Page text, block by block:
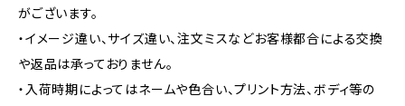
がございます。
・イメージ違い、サイズ違い、注文ミスなどお客様都合による交換
や返品は承っておりません。
・入荷時期によってはネームや色合い、プリント方法、ボディ等の